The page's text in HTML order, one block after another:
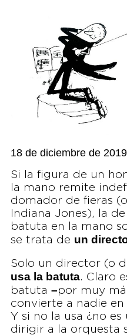
18 de diciembre de 2019
Si la figura de un
la mano remite
domador de fieras
Indiana Jones), la
batuta en la mano
se trata de un
Solo un director (o
usa la batuta. Claro
batuta –por muy
convierte a nadie
Y si no la usa ¿no
dirigir a la orquesta